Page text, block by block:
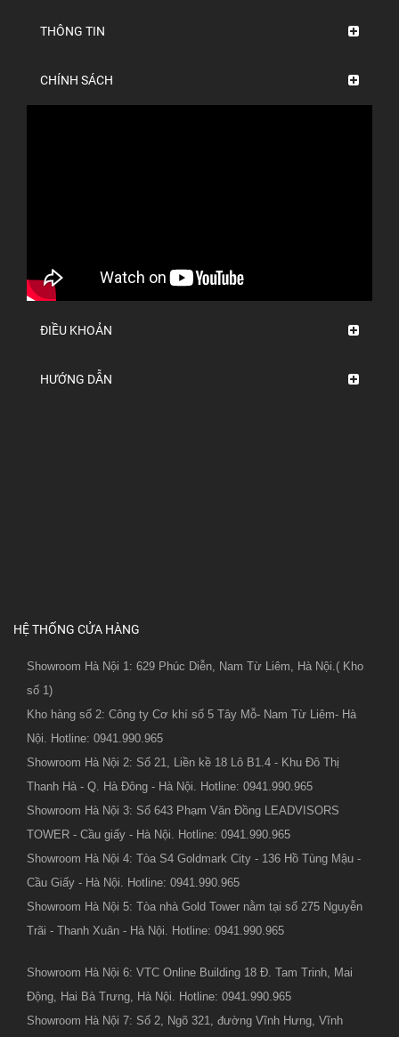
THÔNG TIN
CHÍNH SÁCH
ĐIỀU KHOẢN
HƯỚNG DẪN
HỆ THỐNG CỬA HÀNG
Showroom Hà Nội 1: 629 Phúc Diễn, Nam Từ Liêm, Hà Nội.( Kho
số 1)
Kho hàng số 2: Công ty Cơ khí số 5 Tây Mỗ- Nam Từ Liêm- Hà
Nội. Hotline: 0941.990.965
Showroom Hà Nội 2: Số 21, Liền kề 18 Lô B1.4 - Khu Đô Thị
Thanh Hà - Q. Hà Đông - Hà Nội. Hotline: 0941.990.965
Showroom Hà Nội 3: Số 643 Phạm Văn Đồng LEADVISORS
TOWER - Cầu giấy - Hà Nội. Hotline: 0941.990.965
Showroom Hà Nội 4: Tòa S4 Goldmark City - 136 Hồ Tùng Mậu -
Cầu Giấy - Hà Nội. Hotline: 0941.990.965
Showroom Hà Nội 5: Tòa nhà Gold Tower nằm tại số 275 Nguyễn
Trãi - Thanh Xuân - Hà Nội. Hotline: 0941.990.965
Showroom Hà Nội 6: VTC Online Building 18 Đ. Tam Trinh, Mai
Động, Hai Bà Trưng, Hà Nội. Hotline: 0941.990.965
Showroom Hà Nội 7: Số 2, Ngõ 321, đường Vĩnh Hưng, Vĩnh